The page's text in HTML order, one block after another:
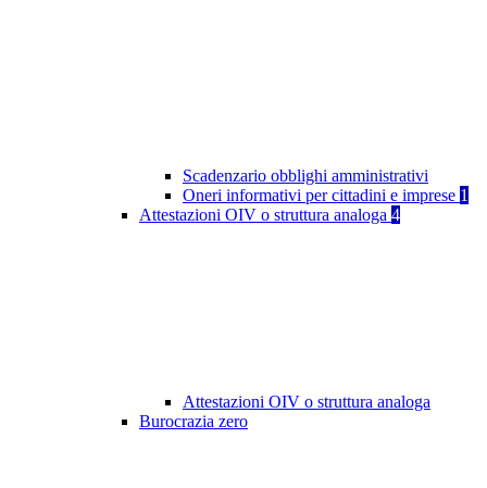
Scadenzario obblighi amministrativi
Oneri informativi per cittadini e imprese 1
Attestazioni OIV o struttura analoga 4
Attestazioni OIV o struttura analoga
Burocrazia zero